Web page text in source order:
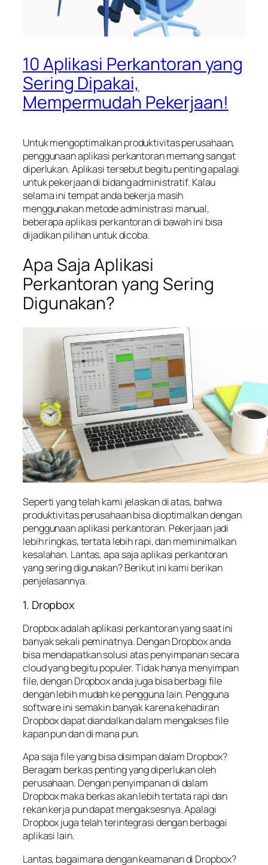
10 Aplikasi Perkantoran yang
Sering Dipakai,
Mempermudah Pekerjaan!
Untuk mengoptimalkan produktivitas perusahaan,
penggunaan aplikasi perkantoran memang sangat
diperlukan. Aplikasi tersebut begitu penting apalagi
untuk pekerjaan di bidang administratif. Kalau
selama ini tempat anda bekerja masih
menggunakan metode administrasi manual,
beberapa aplikasi perkantoran di bawah ini bisa
dijadikan pilihan untuk dicoba.
Apa Saja Aplikasi
Perkantoran yang Sering
Digunakan?
Seperti yang telah kami jelaskan di atas, bahwa
produktivitas perusahaan bisa dioptimalkan dengan
penggunaan aplikasi perkantoran. Pekerjaan jadi
lebih ringkas, tertata lebih rapi, dan meminimalkan
kesalahan. Lantas, apa saja aplikasi perkantoran
yang sering digunakan? Berikut ini kami berikan
penjelasannya.
1. Dropbox
Dropbox adalah aplikasi perkantoran yang saat ini
banyak sekali peminatnya. Dengan Dropbox anda
bisa mendapatkan solusi atas penyimpanan secara
cloud yang begitu populer. Tidak hanya menyimpan
file, dengan Dropbox anda juga bisa berbagi file
dengan lebih mudah ke pengguna lain. Pengguna
software ini semakin banyak karena kehadiran
Dropbox dapat diandalkan dalam mengakses file
kapan pun dan di mana pun.
Apa saja file yang bisa disimpan dalam Dropbox?
Beragam berkas penting yang diperlukan oleh
perusahaan. Dengan penyimpanan di dalam
Dropbox maka berkas akan lebih tertata rapi dan
rekan kerja pun dapat mengaksesnya. Apalagi
Dropbox juga telah terintegrasi dengan berbagai
aplikasi lain.
Lantas, bagaimana dengan keamanan di Dropbox?